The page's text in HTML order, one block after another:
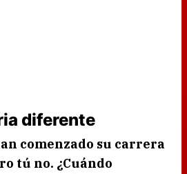
diferente
comenzado su carrera
tú no. ¿Cuándo